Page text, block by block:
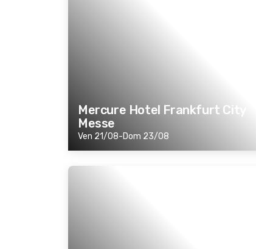
Mercure Hotel Frankfurt City
Messe
Ven 21/08-Dom 23/08